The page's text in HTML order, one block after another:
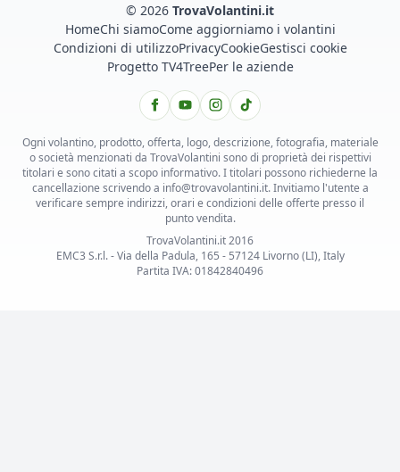
© 2026 TrovaVolantini.it
HomeChi siamoCome aggiorniamo i volantini
Condizioni di utilizzoPrivacyCookieGestisci cookie
Progetto TV4TreePer le aziende
Ogni volantino, prodotto, offerta, logo, descrizione, fotografia, materiale
o società menzionati da TrovaVolantini sono di proprietà dei rispettivi
titolari e sono citati a scopo informativo. I titolari possono richiederne la
cancellazione scrivendo a info@trovavolantini.it. Invitiamo l'utente a
verificare sempre indirizzi, orari e condizioni delle offerte presso il
punto vendita.
TrovaVolantini.it 2016
EMC3 S.r.l. - Via della Padula, 165 - 57124 Livorno (LI), Italy
Partita IVA: 01842840496